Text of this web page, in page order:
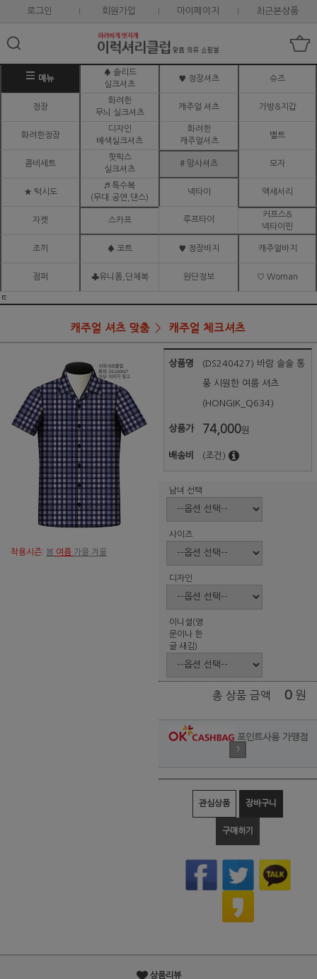
로그인 회원가입 마이페이지 최근본상품
메뉴
♠ 솔리드
실크셔츠
♥ 정장셔츠 슈즈
정장
화려한
무늬 실크셔츠
캐주얼 셔츠 가방&지갑
화려한정장
디자인
배색실크셔츠
화려한
캐주얼셔츠
벨트
콤비세트
핫픽스
실크셔츠
# 망사셔츠 모자
★ 턱시도
♬ 특수복
(무대.공연,댄스)
넥타이 액세서리
자켓 스카프 루프타이
커프스&
넥타이핀
조끼 ♠ 코트 ♥ 정장바지 캐주얼바지
점퍼 ♣유니폼,단체복 원단정보 ♡ Woman
ㅌ
캐주얼 셔츠 맞춤 캐주얼 체크셔츠
착용시즌: 봄 여름 가을 겨울
상품명 (DS240427) 바람 솔솔 통
풍 시원한 여름 셔츠
(HONGIK_Q634)
상품가 74,000원
배송비 (조건)
남녀 선택
사이즈
디자인
이니셜(영
문이나 한
글 새김)
총 상품 금액 0 원
포인트사용 가맹점
?
관심상품 장바구니
구매하기
상품리뷰